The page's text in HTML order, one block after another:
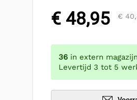
€ 48,95 €
36 in extern magazijn
Levertijd 3 tot 5